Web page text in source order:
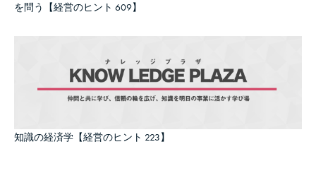
を問う【経営のヒント 609】
知識の経済学【経営のヒント 223】